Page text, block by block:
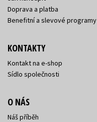
Doprava a platba
Benefitní a slevové programy
KONTAKTY
Kontakt na e-shop
Sídlo společnosti
O NÁS
Náš příběh